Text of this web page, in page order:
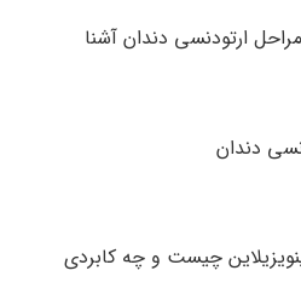
ارتودنسی دندان آشنا
دندان
چیست و چه کابردی